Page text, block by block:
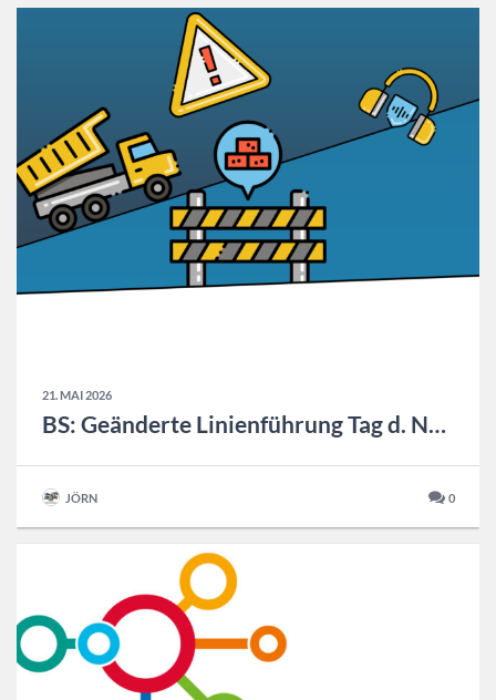
21. MAI 2026
BS: Geänderte Linienführung Tag d. NDS
JÖRN 0